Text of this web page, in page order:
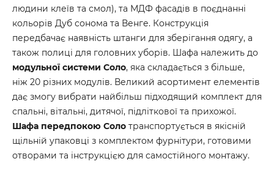
людини клеїв та смол), та МДФ фасадів в поєднанні
кольорів Дуб сонома та Венге. Конструкція
передбачає наявність штанги для зберігання одягу, а
також полиці для головних уборів. Шафа належить до
модульної системи Соло, яка складається з більше,
ніж 20 різних модулів. Великий асортимент елементів
дає змогу вибрати найбільш підходящий комплект для
спальні, вітальні, дитячої, підліткової та прихожої.
Шафа передпокою Соло транспортується в якісній
щільній упаковці з комплектом фурнітури, готовими
отворами та інструкцією для самостійного монтажу.